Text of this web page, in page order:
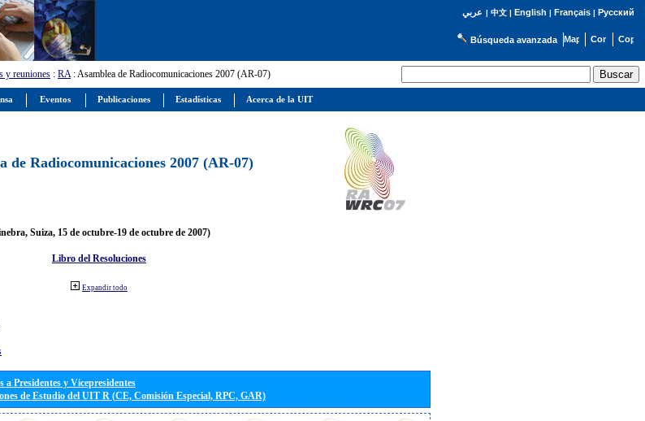
عربي | 中文| English | Français| Русский
Búsqueda avanzada
y reuniones : RA: Asamblea de Radiocomunicaciones 2007 (AR-07)
de Radiocomunicaciones 2007 (AR-07)
Suiza, 15 de octubre-19 de octubre de 2007)
Libro del Resoluciones
Expandir todo
a Presidentes y Vicepresidentes
de Estudio del UIT R (CE, Comisión Especial, RPC, GAR)
Eventos Publicaciones Estadísticas Acerca de la UIT